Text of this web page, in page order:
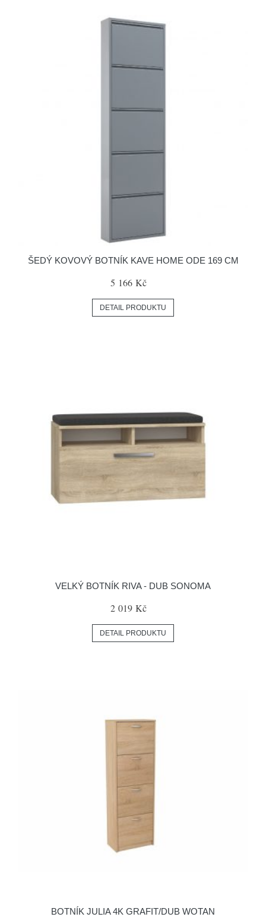
ŠEDÝ KOVOVÝ BOTNÍK KAVE HOME ODE 169 CM
5 166 Kč
DETAIL PRODUKTU
VELKÝ BOTNÍK RIVA - DUB SONOMA
2 019 Kč
DETAIL PRODUKTU
BOTNÍK JULIA 4K GRAFIT/DUB WOTAN